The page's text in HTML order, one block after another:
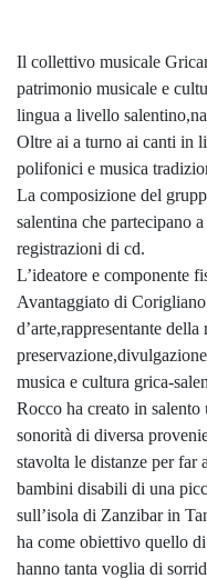
Il collettivo musicale
patrimonio musicale e
lingua a livello
Oltre ai a turno ai canti in
polifonici e musica
La composizione del
salentina che partecipano
registrazioni di cd.
L’ideatore e componente
Avantaggiato di
d’arte,rappresentante
musica e cultura grica-
Rocco ha creato in
sonorità di diversa
stavolta le distanze per far
bambini disabili di una
sull’isola di Zanzibar in
ha come obiettivo quello
hanno tanta voglia di